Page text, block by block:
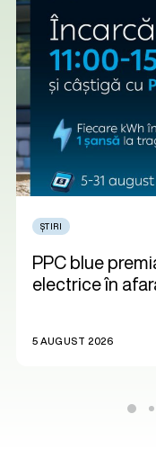
ȘTIRI
PPC blue
electrice în
5 AUGUST 2026